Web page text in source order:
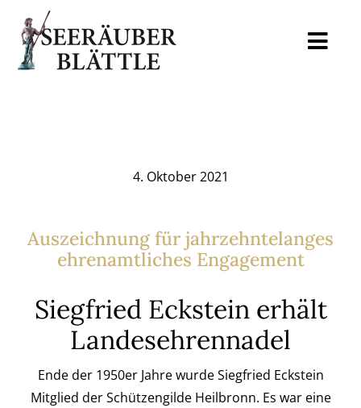
content
Archiv
Blog
Kontakt
4. Oktober 2021
Auszeichnung für jahrzehntelanges
ehrenamtliches Engagement
Siegfried Eckstein erhält
Landesehrennadel
Ende der 1950er Jahre wurde Siegfried Eckstein
Mitglied der Schützengilde Heilbronn. Es war eine